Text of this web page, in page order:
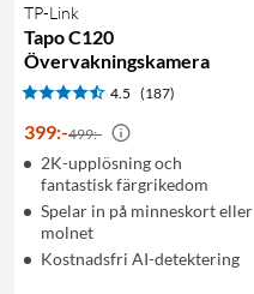
TP-Link
Tapo C120
Övervakningskamera
4.5 (187)
399:-499:-
2K-upplösning och
fantastisk färgrikedom
Spelar in på minneskort eller
molnet
Kostnadsfri AI-detektering